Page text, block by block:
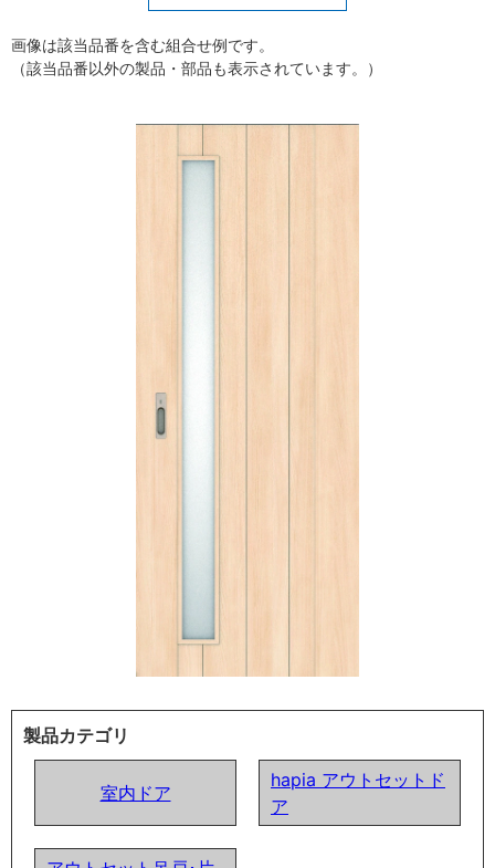
画像は該当品番を含む組合せ例です。
（該当品番以外の製品・部品も表示されています。）
製品カテゴリ
室内ドア
hapia アウトセットド
ア